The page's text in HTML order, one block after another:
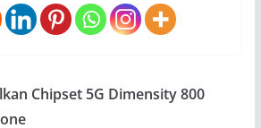
Chipset 5G Dimensity 800